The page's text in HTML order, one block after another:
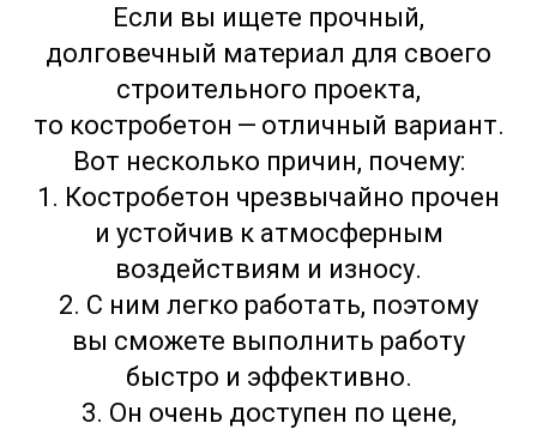
Если вы ищете прочный,
долговечный материал для своего
строительного проекта,
то костробетон — отличный вариант.
Вот несколько причин, почему:
1. Костробетон чрезвычайно прочен
и устойчив к атмосферным
воздействиям и износу.
2. С ним легко работать, поэтому
вы сможете выполнить работу
быстро и эффективно.
3. Он очень доступен по цене,